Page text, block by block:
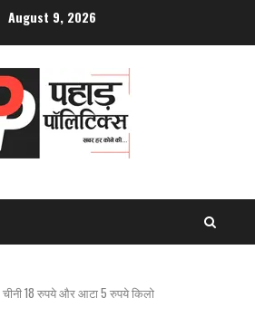
August 9, 2026
18 रुपये और आटा 5 रुपये किलो